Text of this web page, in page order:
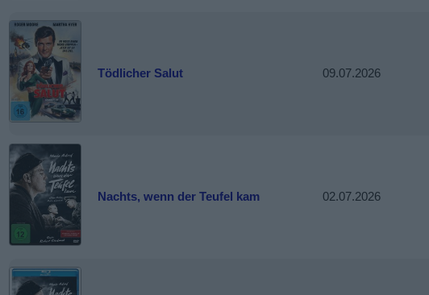
Tödlicher Salut 09.07.2026
Nachts, wenn der Teufel kam 02.07.2026